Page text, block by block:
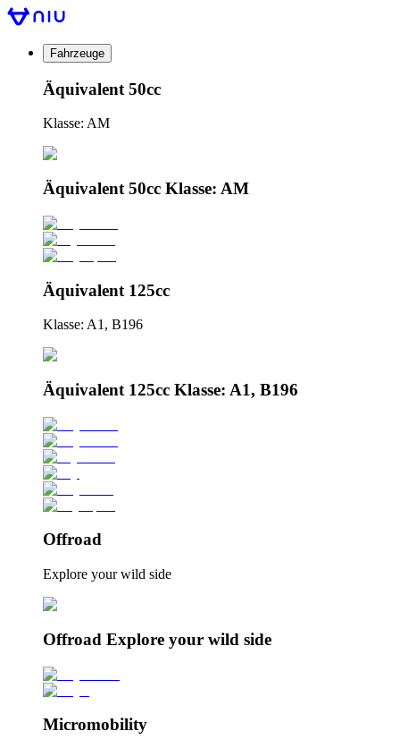
Fahrzeuge
Äquivalent 50cc
Klasse: AM
Äquivalent 50cc Klasse: AM
Äquivalent 125cc
Klasse: A1, B196
Äquivalent 125cc Klasse: A1, B196
Offroad
Explore your wild side
Offroad Explore your wild side
Micromobility